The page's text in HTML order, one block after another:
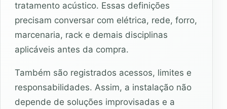
tratamento acústico. Essas definições
precisam conversar com elétrica, rede, forro,
marcenaria, rack e demais disciplinas
aplicáveis antes da compra.
Também são registrados acessos, limites e
responsabilidades. Assim, a instalação não
depende de soluções improvisadas e a